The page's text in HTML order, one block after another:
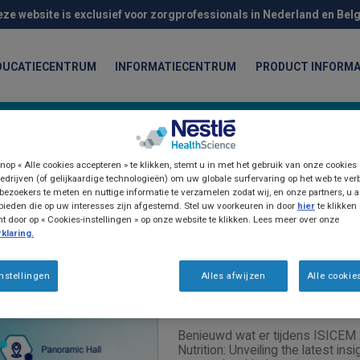
website is exclusief voor zorgprofessionals in Nederland en
INFORMATIECENTRUM PRODUCT
Benieuwd wat er tijdens
Nutrition: Unveiling the latest
« Alle cookies accepteren » te klikken, stemt u in met het gebruik van onze cookies
(of gelijkaardige technologieën) om uw globale surfervaring op het web te
te meten en nuttige informatie te verzamelen zodat wij, en onze partners, u
die op uw interesses zijn afgestemd. Stel uw voorkeuren in door hierte klikken
door op « Cookies-instellingen » op onze website te klikken. Lees meer over onze
Alles afwijzen Alle